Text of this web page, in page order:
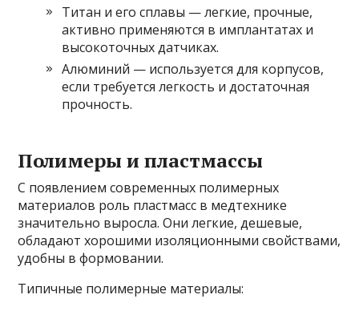
Титан и его сплавы — легкие, прочные,
активно применяются в имплантатах и
высокоточных датчиках.
Алюминий — используется для корпусов,
если требуется легкость и достаточная
прочность.
Полимеры и пластмассы
С появлением современных полимерных
материалов роль пластмасс в медтехнике
значительно выросла. Они легкие, дешевые,
обладают хорошими изоляционными свойствами,
удобны в формовании.
Типичные полимерные материалы: